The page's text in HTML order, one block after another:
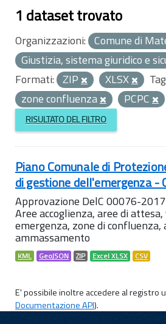
1 dataset trovato
Organizzazioni: Comune di
Giustizia, sistema giuridico e
Formati: ZIP XLSX
zone confluenza
PCPC
RISULTATO DEL FILTRO
Piano Comunale di
di gestione dell'emergenza -
Approvazione DelC 00076-
Aree accoglienza, aree di
emergenza, zone di confluenza,
ammassamento
KML GeoJSON ZIP Excel XLSX CSV
E' possibile inoltre accedere al registro
Documentazione API).